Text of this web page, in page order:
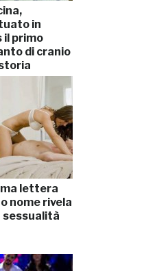
in
il primo
di cranio
lettera
nome rivela
sessualità